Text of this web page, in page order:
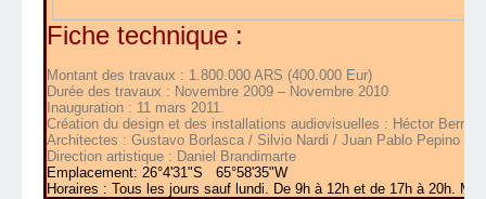
Fiche technique :
Montant des travaux : 1.800.000 ARS (400.000 Eur)
Durée des travaux : Novembre 2009 – Novembre 2010
Inauguration : 11 mars 2011.
Création du design et des installations audiovisuelles : Héctor Berra
Architectes : Gustavo Borlasca / Silvio Nardi / Juan Pablo Pepino
Direction artistique : Daniel Brandimarte
Emplacement: 26°4'31"S 65°58'35"W
Horaires : Tous les jours sauf lundi. De 9h à 12h et de 17h à 20h.